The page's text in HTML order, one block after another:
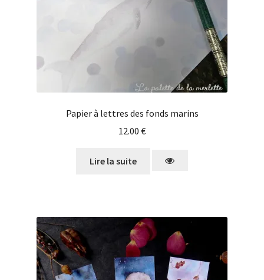
Papier à lettres des fonds marins
12.00 €
Lire la suite